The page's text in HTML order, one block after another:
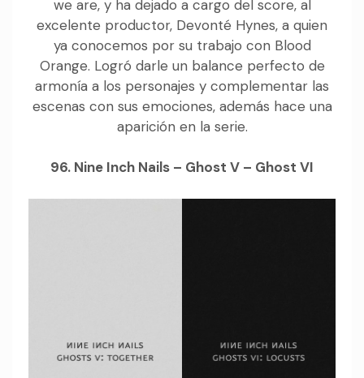
we are, y ha dejado a cargo del score, al
excelente productor, Devonté Hynes, a quien
ya conocemos por su trabajo con Blood
Orange. Logró darle un balance perfecto de
armonía a los personajes y complementar las
escenas con sus emociones, además hace una
aparición en la serie.
96. Nine Inch Nails – Ghost V – Ghost VI